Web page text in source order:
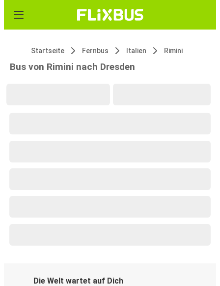
Startseite Fernbus Italien Rimini
Bus von Rimini nach Dresden
Die Welt wartet auf Dich